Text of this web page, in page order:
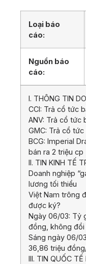
Loại báo
cáo:
Nguồn báo
cáo:
I. THÔNG TIN
CCI: Trả cổ tức
ANV: Trả cổ tức
GMC: Trả cổ
BCG: Imperial
bán ra 2 triệu cp
II. TIN KINH TẾ
Doanh nghiệp
lương tối thiểu
Việt Nam trông
được ký?
Ngày 06/03: Tỷ
đồng, không
Sáng ngày 06/
36,86 triệu
III. TIN QUỐC TẾ